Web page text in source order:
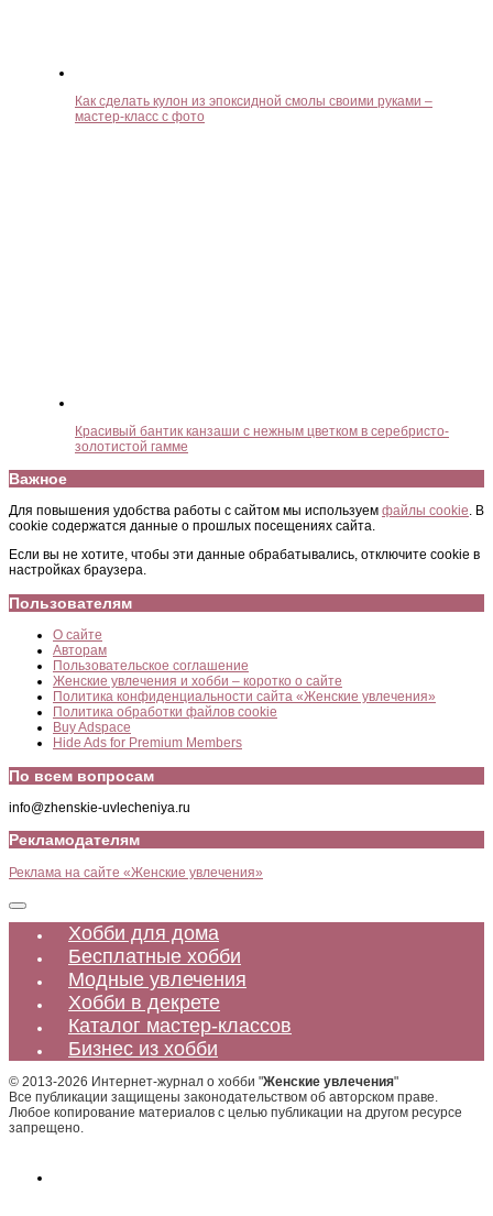
Как сделать кулон из эпоксидной смолы своими руками –
мастер-класс с фото
Красивый бантик канзаши с нежным цветком в серебристо-
золотистой гамме
Важное
Для повышения удобства работы с сайтом мы используем файлы cookie. В
cookie содержатся данные о прошлых посещениях сайта.
Если вы не хотите, чтобы эти данные обрабатывались, отключите cookie в
настройках браузера.
Пользователям
О сайте
Авторам
Пользовательское соглашение
Женские увлечения и хобби – коротко о сайте
Политика конфиденциальности сайта «Женские увлечения»
Политика обработки файлов cookie
Buy Adspace
Hide Ads for Premium Members
По всем вопросам
info@zhenskie-uvlecheniya.ru
Рекламодателям
Реклама на сайте «Женские увлечения»
Хобби для дома
Бесплатные хобби
Модные увлечения
Хобби в декрете
Каталог мастер-классов
Бизнес из хобби
© 2013-2026 Интернет-журнал о хобби "Женские увлечения"
Все публикации защищены законодательством об авторском праве.
Любое копирование материалов с целью публикации на другом ресурсе
запрещено.